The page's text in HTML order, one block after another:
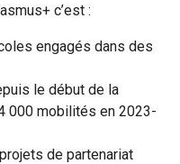
c’est :
engagés dans des
le début de la
000 mobilités en 2023-
de partenariat